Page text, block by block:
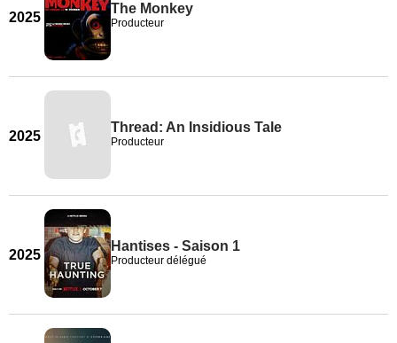
2025
The Monkey
Producteur
2025
Thread: An Insidious Tale
Producteur
2025
Hantises - Saison 1
Producteur délégué